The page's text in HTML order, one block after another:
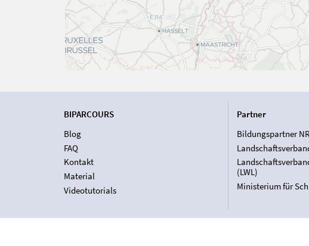
BIPARCOURS
Blog
FAQ
Kontakt
Material
Videotutorials
Partner
Bildungspartner
(LWL)
Ministerium für